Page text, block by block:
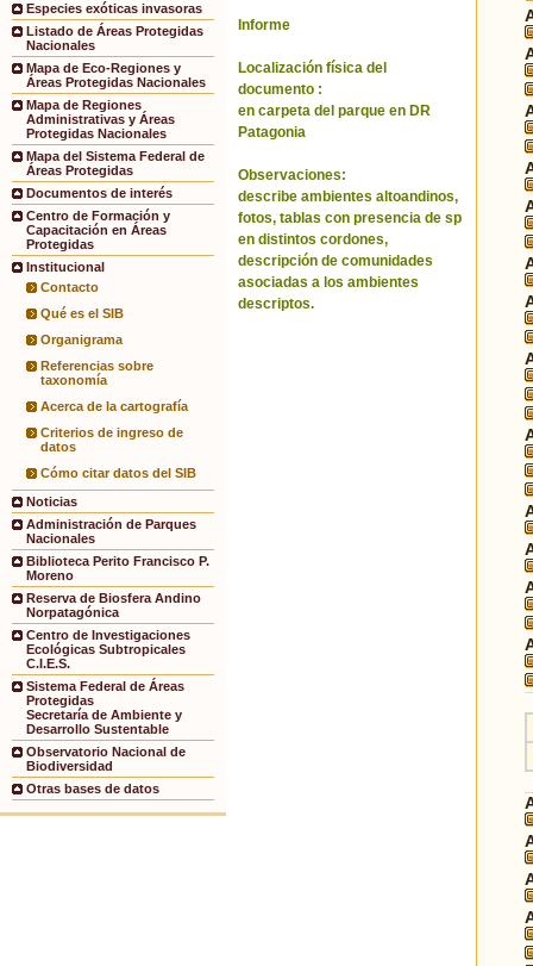
Especies exóticas invasoras
Listado de Áreas Protegidas
Nacionales
Mapa de Eco-Regiones y
Áreas Protegidas Nacionales
Mapa de Regiones
Administrativas y Áreas
Protegidas Nacionales
Mapa del Sistema Federal de
Áreas Protegidas
Documentos de interés
Centro de Formación y
Capacitación en Áreas
Protegidas
Institucional
Contacto
Qué es el SIB
Organigrama
Referencias sobre
taxonomía
Acerca de la cartografía
Criterios de ingreso de
datos
Cómo citar datos del SIB
Noticias
Administración de Parques
Nacionales
Biblioteca Perito Francisco P.
Moreno
Reserva de Biosfera Andino
Norpatagónica
Centro de Investigaciones
Ecológicas Subtropicales
C.I.E.S.
Sistema Federal de Áreas
Protegidas
Secretaría de Ambiente y
Desarrollo Sustentable
Observatorio Nacional de
Biodiversidad
Otras bases de datos
Informe
Localización física del
documento :
en carpeta del parque en DR
Patagonia
Observaciones:
describe ambientes altoandinos,
fotos, tablas con presencia de sp
en distintos cordones,
descripción de comunidades
asociadas a los ambientes
descriptos.